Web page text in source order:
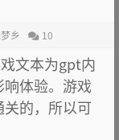
乡 10
文本为gpt内
体验。游戏
的，所以可